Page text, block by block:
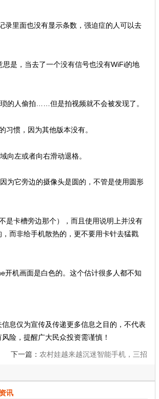
录里面也没有显示条数，强迫症的人可以去
是，当去了一个没有信号也没有WiFi的地
的人偷拍……但是拍视频就不会被发现了。
惯，因为其他版本没有。
向左或者向右滑动退格。
为它旁边的摄像头是圆的，不管是使用圆形
是卡槽旁边那个），而且使用说明上并没有
而非给手机散热的，更不要用卡针去猛戳
开机画面是白色的。这个估计很多人都不知
息仅为宣传及传递更多信息之目的，不代表
险，提醒广大民众投资需谨慎！
下一篇： 农村娃越来越沉迷智能手机，三招
讯